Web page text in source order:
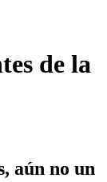
de la
aún no un